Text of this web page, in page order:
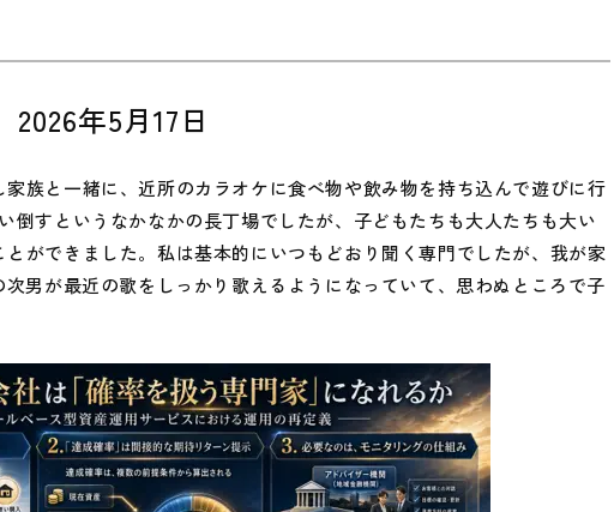
年5月17日
族と一緒に、近所のカラオケに食べ物や飲み物を持ち込んで遊びに行
倒すというなかなかの長丁場でしたが、子どもたちも大人たちも大い
ができました。私は基本的にいつもどおり聞く専門でしたが、我が家
男が最近の歌をしっかり歌えるようになっていて、思わぬところで子